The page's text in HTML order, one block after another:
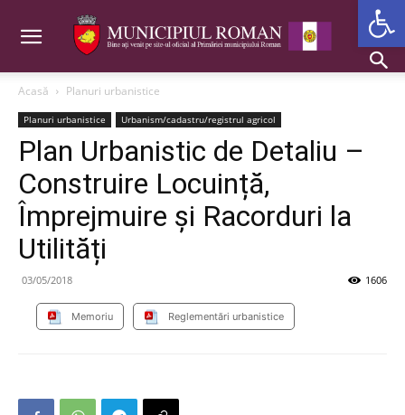
Acasă Planuri urbanistice
Planuri urbanistice Urbanism/cadastru/registrul agricol
Plan Urbanistic de Detaliu –
Construire Locuință,
Împrejmuire și Racorduri la
Utilități
03/05/2018 1606
Memoriu Reglementări urbanistice